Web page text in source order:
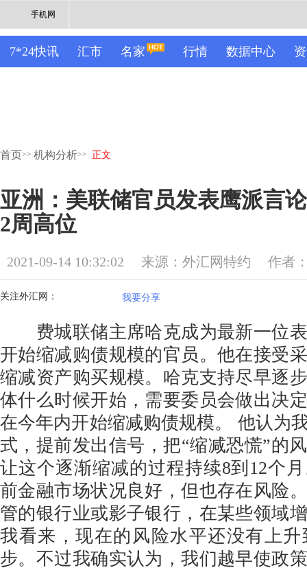
手机网
7*24快讯 汇市 名家 行情 数据中心
首页>> 机构分析>> 正文
亚洲：美联储官员发表鹰派言
2周高位
2021-09-14 10:32:02 来源：外汇网特约 作者
关注外汇网： 我要分享
费城联储主席哈克成为最新一位表
开始缩减购债规模的官员。他在接受
缩减资产购买规模。哈克支持尽早逐
体什么时候开始，需要委员会做出决
在今年内开始缩减购债规模。 他认为
式，提前发出信号，把“缩减恐慌”的
让这个逐渐缩减的过程持续8到12个
前金融市场状况良好，但也存在风险
管的银行业或影子银行，在某些领域
我看来，现在的风险水平还没有上
步。不过我确实认为，我们越早使政